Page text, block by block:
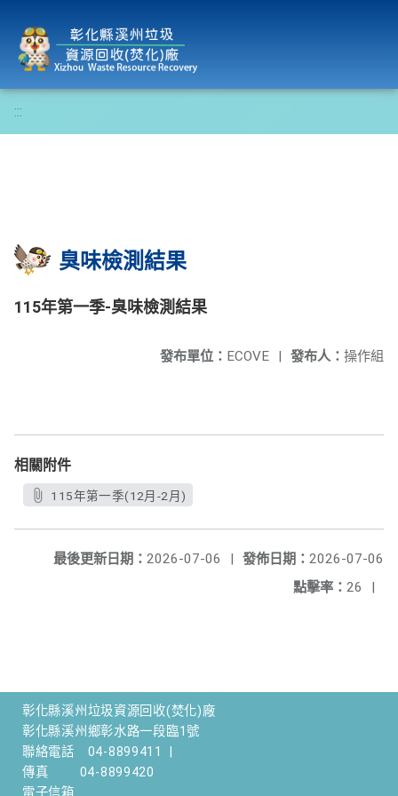
:::
臭味檢測結果
115年第一季-臭味檢測結果
發布人： 操作組
發布單位： ECOVE |
相關附件
115年第一季(12月-2月)
發佈日期： 2026-07-06
最後更新日期： 2026-07-06
|
點擊率： 26 |
彰化縣溪州垃圾資源回收(焚化)廠
彰化縣溪州鄉彰水路一段臨1號
聯絡電話
04-8899411
傳真
04-8899420
電子信箱